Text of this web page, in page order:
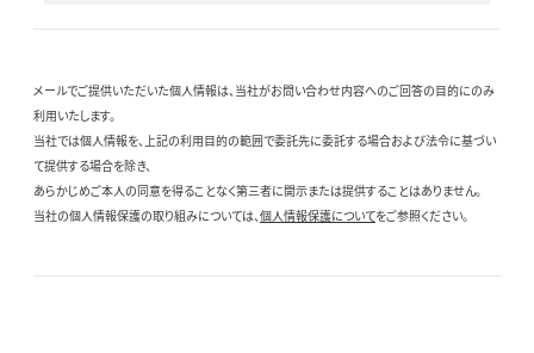
メールでご提供いただいた個人情報は、当社がお問い合わせ内容へのご回答の目的にのみ
利用いたします。
当社では個人情報を、上記の利用目的の範囲で委託先に委託する場合および法令に基づい
て提供する場合を除き、
あらかじめご本人の同意を得ることなく第三者に開示または提供することはありません。
当社の個人情報保護の取り組みについては、個人情報保護についてをご参照ください。